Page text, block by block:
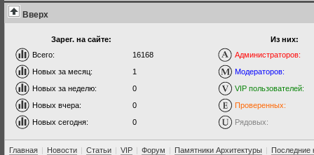
Вверх
Зарег. на сайте:
Всего:
16168
Новых за месяц:
1
Новых за неделю:
0
Новых вчера:
0
Новых сегодня:
0
Из них:
Администраторов:
Модераторов:
VIP пользователей:
Проверенных:
Рядовых:
Главная | Новости | Статьи | VIP | Форум | Памятники Архитектуры | Последние